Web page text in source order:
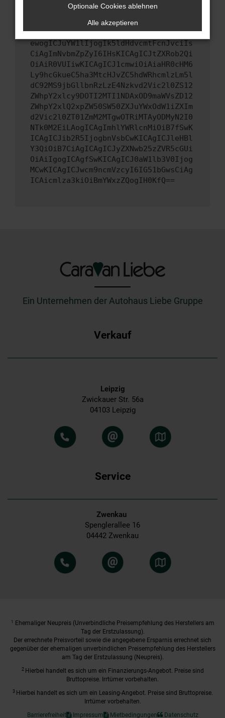
uns diesen Text schicken, um uns bei der
Fehlersuche zu unterstützen:
ewogICJuYW1lIjogIk5ldHdvcmtFcnJvciIs
CiAgImNvbmZpZyI6IHsKICAgICJtZXRob2Qi
OiAiR0VUIiwKICAgICJ1cmwiOiAiaHR0cHM6
Ly9hcGkueC5ha3MtcHJvZC5hdWRhcmlzLm5l
dC92MS9jbGllbnRzLzE4Nzkvd2Vic2l0ZS12
ZWhpY2xlcy9DOTI2MTI1NDAxOD9maWVsZD12
ZWhpY2xlQ2xpZW50SW50ZXJuYWxOdW1iZXIm
d2Vic2l0ZT01ZmM2MTgwOTRiMTAyODMyN2I0
NTk0M2EiLAogICAgImhlYWRlcnMiOiB7fSwK
ICAgICJib2R5IjogbnVsbCwKICAgICJleHBl
Y3QiOiB7CiAgICAgICJyZXNwb25zZVR5cGUi
OiAiIgogICAgfSwKICAgICJ0aW1lb3V0Ijog
MCwKICAgICJwcm9ncmVzcyI6IG51bGwsCiAg
ICAicmlza3kiOiBmYWxzZQogIH0KfQ==
Ein Unternehmen der Autohaus Liebe Gruppe
Verkauf
Leipzig
Zwickauer Str. 56a
04103 Leipzig
Service
Zwenkau
Spenglerallee 16
04442 Zwenkau
1
Ehemaliger Neupreis (Unverbindliche Preisempfehlung des Herstellers am
Tag der Erstzulassung).
Der errechnete Preisvorteil sowie die angegebene Ersparnis errechnet sich
gegenüber der ehemaligen unverbindlichen Preisempfehlung des Herstellers
am Tag der Erstzulassung (Neupreis).
2 Hierbei handelt es sich um ein Finanzierungs-Angebot. Preise sind
Bruttopreise. Irrtümer vorbehalten.
3 Hierbei handelt es sich um ein Leasing-Angebot. Preise sind Bruttopreise.
Irrtümer vorbehalten.
Barrierefreiheit
Impressum Mietbedingungen Datenschutz
Optionale Cookies ablehnen
Alle akzeptieren